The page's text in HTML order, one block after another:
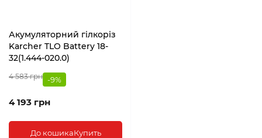
Акумуляторний гілкоріз
Karcher TLO Battery 18-
32(1.444-020.0)
4 583 грн -9%
4 193 грн
До кошикаКупить